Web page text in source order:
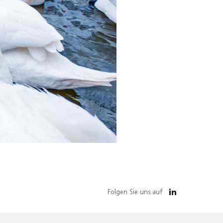
Folgen Sie uns auf